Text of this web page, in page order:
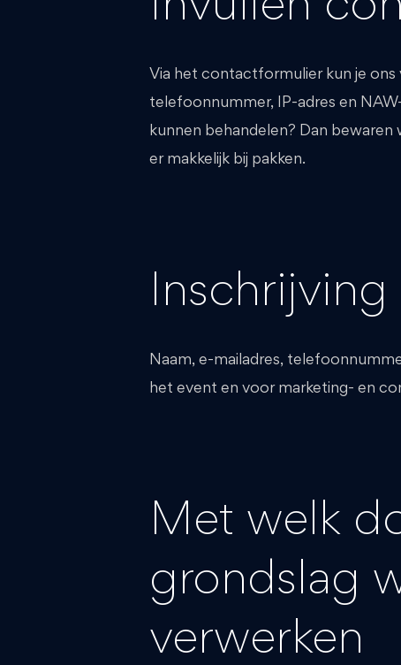
Via het contactformulier kun je ons
telefoonnummer, IP-adres en
kunnen behandelen? Dan
er makkelijk bij pakken.
Inschrijving
Naam, e-mailadres,
het event en voor marketing- en
Met welk
grondslag
verwerken